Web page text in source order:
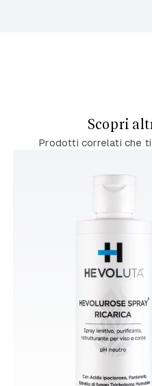
Scopri
Prodotti correlati che